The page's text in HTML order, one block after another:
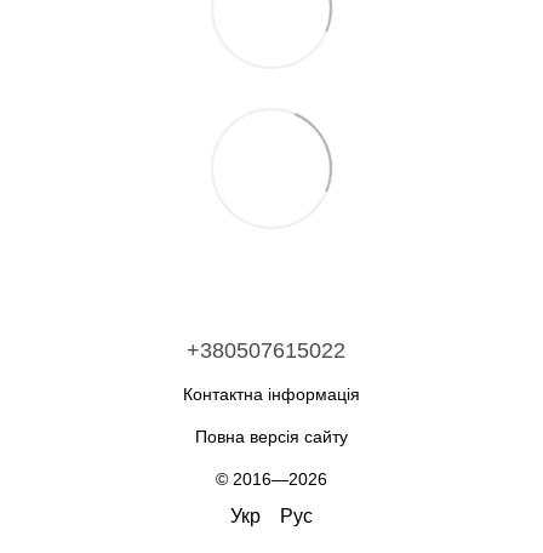
+380507615022
Контактна інформація
Повна версія сайту
© 2016—2026
Укр Рус